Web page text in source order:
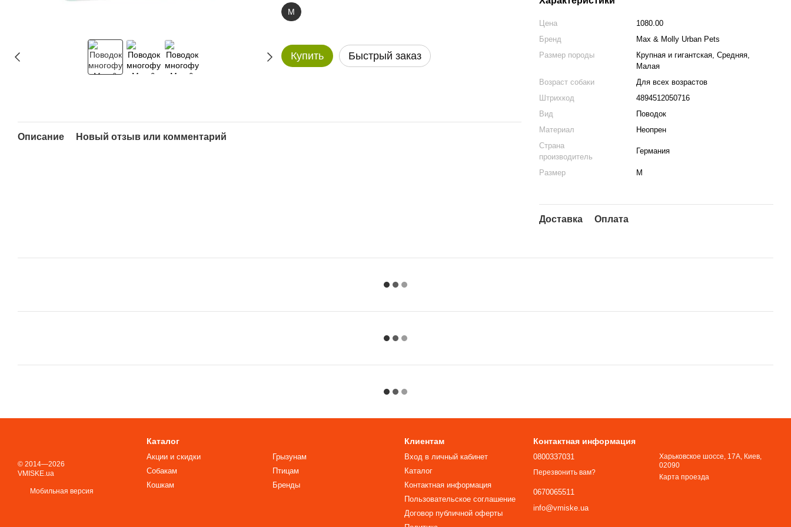
M
Купить Быстрый заказ
Цена
1080.00
Бренд
Max & Molly Urban Pets
Размер породы
Крупная и гигантская, Средняя,
Малая
Возраст собаки
Для всех возрастов
Штрихкод
4894512050716
Вид
Поводок
Материал
Неопрен
Страна
производитель
Германия
Размер M
Доставка Оплата
Описание Новый отзыв или комментарий
© 2014—2026
VMISKE.ua
Мобильная версия
Каталог
Акции и скидки
Собакам
Кошкам
Грызунам
Птицам
Бренды
Клиентам
Вход в личный кабинет
Каталог
Контактная информация
Пользовательское соглашение
Договор публичной оферты
Контактная информация
0800337031
Перезвонить вам?
0670065511
info@vmiske.ua
Харьковское шоссе, 17А, Киев,
02090
Карта проезда